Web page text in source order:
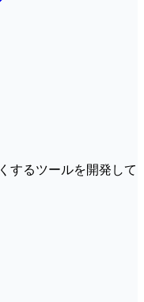
するツールを開発して